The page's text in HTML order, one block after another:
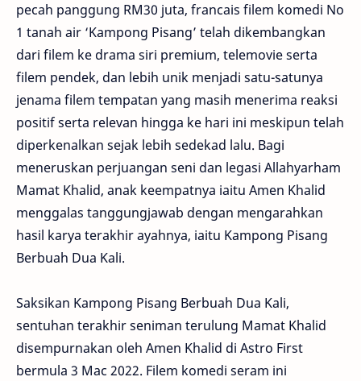
pecah panggung RM30 juta, francais filem komedi No
1 tanah air ‘Kampong Pisang’ telah dikembangkan
dari filem ke drama siri premium, telemovie serta
filem pendek, dan lebih unik menjadi satu-satunya
jenama filem tempatan yang masih menerima reaksi
positif serta relevan hingga ke hari ini meskipun telah
diperkenalkan sejak lebih sedekad lalu. Bagi
meneruskan perjuangan seni dan legasi Allahyarham
Mamat Khalid, anak keempatnya iaitu Amen Khalid
menggalas tanggungjawab dengan mengarahkan
hasil karya terakhir ayahnya, iaitu Kampong Pisang
Berbuah Dua Kali.
Saksikan Kampong Pisang Berbuah Dua Kali,
sentuhan terakhir seniman terulung Mamat Khalid
disempurnakan oleh Amen Khalid di Astro First
bermula 3 Mac 2022. Filem komedi seram ini